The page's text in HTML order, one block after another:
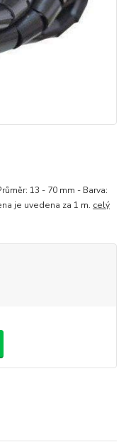
13 - 70 mm - Barva:
je uvedena za 1 m. celý